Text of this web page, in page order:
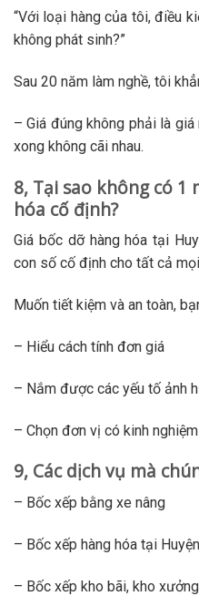
“Với loại hàng của tôi, điều
không phát sinh?”
Sau 20 năm làm nghề, tôi
– Giá đúng không phải là
xong không cãi nhau.
8, Tại sao không có 1
hóa cố định?
Giá bốc dỡ hàng hóa tại
con số cố định cho tất cả
Muốn tiết kiệm và an toàn,
– Hiểu cách tính đơn giá
– Nắm được các yếu tố ảnh
– Chọn đơn vị có kinh
9, Các dịch vụ mà
– Bốc xếp bằng xe nâng
– Bốc xếp hàng hóa tại
– Bốc xếp kho bãi, kho xưởng